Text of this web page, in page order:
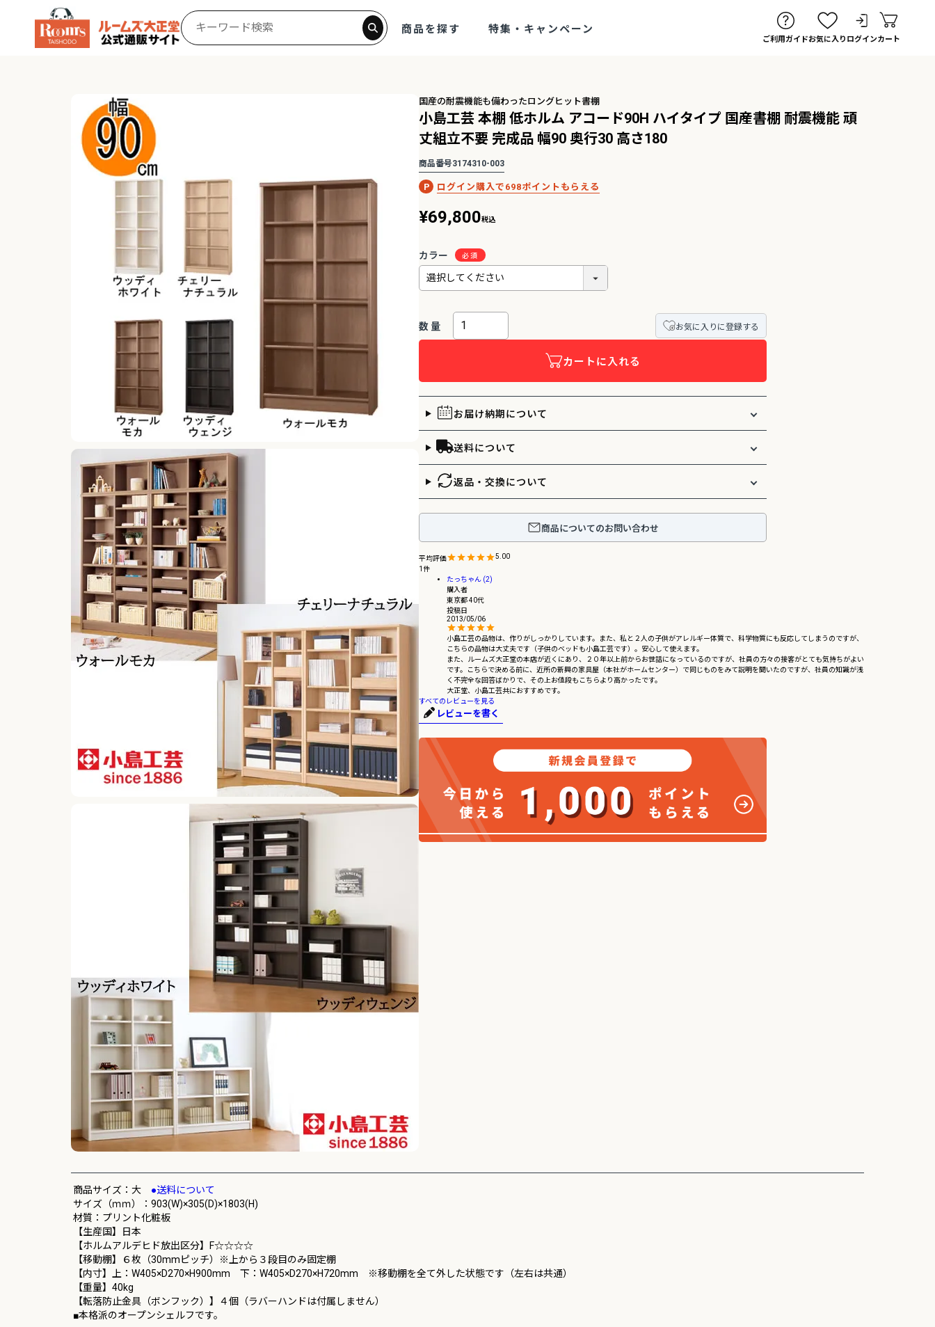
商品を探す 特集・キャンペーン
ご利用ガイドお気に入り ログインカート
国産の耐震機能も備わったロングヒット書棚
小島工芸 本棚 低ホルム アコード90H ハイタイプ 国産書棚 耐震機能 頑
丈組立不要 完成品 幅90 奥行30 高さ180
商品番号3174310-003
698
¥69,800税込
カラー
お気に入りに登録する
カートに入れる
お届け納期について
送料について
返品・交換について
商品についてのお問い合わせ
5.00
1
たっちゃん 2
購入者
東京都40代
投稿日
2013/05/06
小島工芸の品物は、作りがしっかりしています。また、私と２人の子供がアレルギー体質で、科学物質にも反応してしまうのですが、
こちらの品物は大丈夫です（子供のベッドも小島工芸です）。安心して使えます。
また、ルームズ大正堂の本店が近くにあり、２０年以上前からお世話になっているのですが、社員の方々の接客がとても気持ちがよい
です。こちらで決める前に、近所の新興の家具屋（本社がホームセンター）で同じものをみて説明を聞いたのですが、社員の知識が浅
く不完全な回答ばかりで、その上お値段もこちらより高かったです。
大正堂、小島工芸共におすすめです。
すべてのレビューを見る
レビューを書く
商品サイズ：大 ●送料について
サイズ（ｍｍ）：903(W)×305(D)×1803(H)
材質：プリント化粧板
【生産国】日本
【ホルムアルデヒド放出区分】F☆☆☆☆
【移動棚】６枚（30mmピッチ）※上から３段目のみ固定棚
【内寸】上：W405×D270×H900mm 下：W405×D270×H720mm ※移動棚を全て外した状態です（左右は共通）
【重量】40kg
【転落防止金具（ボンフック）】４個（ラバーハンドは付属しません）
■本格派のオープンシェルフです。